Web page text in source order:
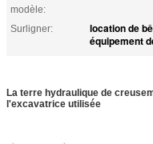
modèle:
Surligner: location de
équipement
La terre hydraulique de
l'excavatrice utilisée